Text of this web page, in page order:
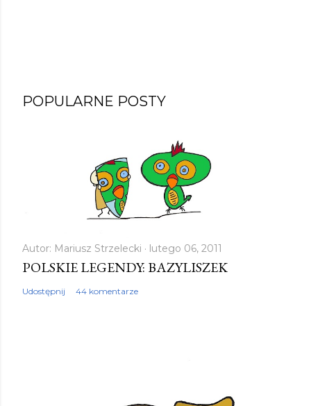
POPULARNE POSTY
Autor: Mariusz Strzelecki lutego 06, 2011
POLSKIE LEGENDY: BAZYLISZEK
Udostępnij 44 komentarze